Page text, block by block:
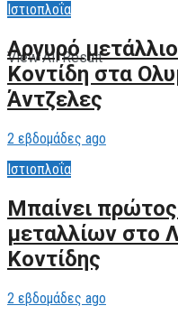
View All Result
Ιστιοπλοΐα
Αργυρό
Κοντίδη στα
Άντζελες
2 εβδομάδες ago
Ιστιοπλοΐα
Μπαίνει
μεταλλίων στο
Κοντίδης
2 εβδομάδες ago